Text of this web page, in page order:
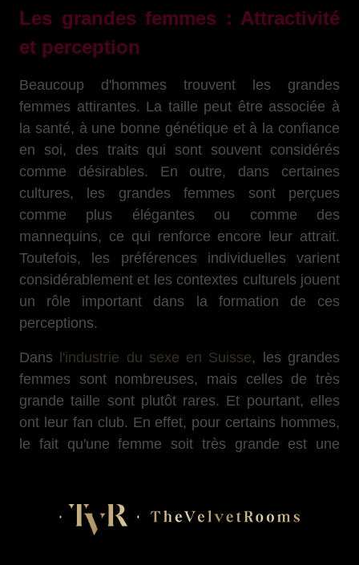
Les grandes femmes : Attractivité
et perception
Beaucoup d'hommes trouvent les grandes
femmes attirantes. La taille peut être associée à
la santé, à une bonne génétique et à la confiance
en soi, des traits qui sont souvent considérés
comme désirables. En outre, dans certaines
cultures, les grandes femmes sont perçues
comme plus élégantes ou comme des
mannequins, ce qui renforce encore leur attrait.
Toutefois, les préférences individuelles varient
considérablement et les contextes culturels jouent
un rôle important dans la formation de ces
perceptions.
Dans l'industrie du sexe en Suisse, les grandes
femmes sont nombreuses, mais celles de très
grande taille sont plutôt rares. Et pourtant, elles
ont leur fan club. En effet, pour certains hommes,
le fait qu'une femme soit très grande est une
escortes, d'autres les escortes mûres
encore lesescortes à forte poitrine